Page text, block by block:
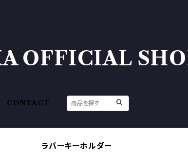
OFFICIAL
CONTACT
ラバーキーホルダー